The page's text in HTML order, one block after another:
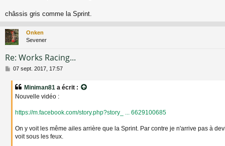
châssis gris comme la Sprint.
Onken
Sevener
Re: Works Racing...
M
07 sept. 2017, 17:57
Miniman81 a écrit :
Nouvelle vidéo :
https://m.facebook.com/story.php?story_ ... 6629100685
On y voit les même ailes arrière que la Sprint. Par contre je n'arrive pas à
voit sous les feux.